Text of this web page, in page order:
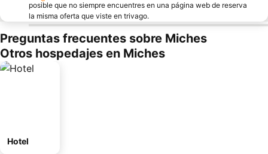
posible que no siempre encuentres en una página web de reserva
la misma oferta que viste en trivago.
Preguntas frecuentes sobre Miches
Otros hospedajes en Miches
Hotel